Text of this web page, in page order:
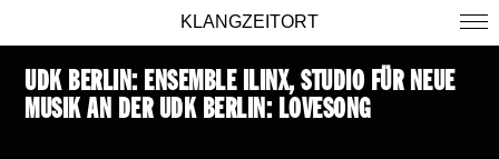
KLANGZEITORT
UDK BERLIN: ENSEMBLE ILINX, STUDIO FÜR NEUE
MUSIK AN DER UDK BERLIN: LOVESONG